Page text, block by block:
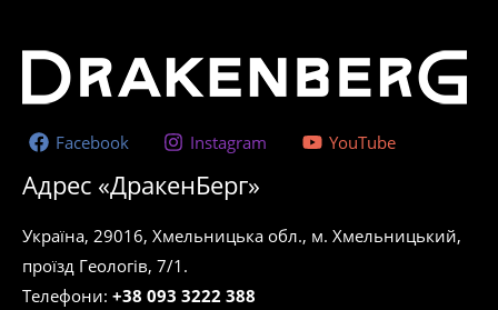
Facebook Instagram YouTube
Адрес «ДракенБерг»
Україна, 29016, Хмельницька обл., м. Хмельницький,
проїзд Геологів, 7/1.
Телефони: +38 093 3222 388